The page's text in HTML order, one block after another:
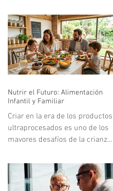
retos tecnológicos del deporte
mundial.
Nutrir el Futuro: Alimentación
Infantil y Familiar
Criar en la era de los productos
ultraprocesados es uno de los
mayores desafíos de la crianza
entorno acelerado donde la
publicidad y la comodidad de la
comida rápida compiten de